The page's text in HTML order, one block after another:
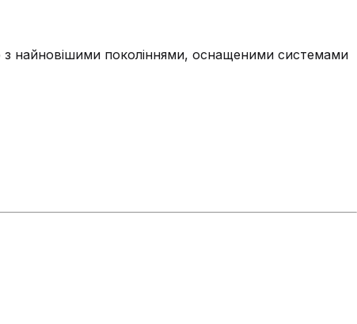
з найновішими поколіннями, оснащеними системами